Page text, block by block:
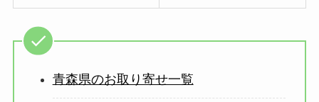
青森県のお取り寄せ一覧